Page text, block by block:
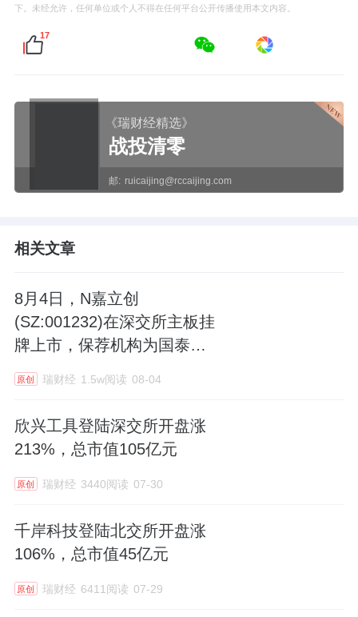
下。未经允许，任何单位或个人不得在任何平台公开传播使用本文内容。
17
《瑞财经精选》
战投清零
邮: ruicaijing@rccaijing.com
相关文章
8月4日，N嘉立创
(SZ:001232)在深交所主板挂
牌上市，保荐机构为国泰海
通，其开盘涨超177%，总市
值1302亿元。
原创 瑞财经 1.5w阅读 08-04
欣兴工具登陆深交所开盘涨
213%，总市值105亿元
原创 瑞财经 3440阅读 07-30
千岸科技登陆北交所开盘涨
106%，总市值45亿元
原创 瑞财经 6411阅读 07-29